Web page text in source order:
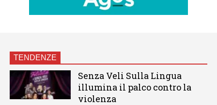
TENDENZE
Senza Veli Sulla Lingua
illumina il palco contro la
violenza